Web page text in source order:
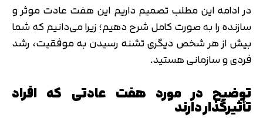
در ادامه این مطلب تصمیم داریم این هفت عادت موثر و
سازنده را به صورت کامل شرح دهیم؛ زیرا می‌دانیم که شما
بیش از هر شخص دیگری تشنه رسیدن به موفقیت، رشد
فردی و سازمانی هستید.
توضیح در مورد هفت عادتی که افراد
تأثیرگذار دارند